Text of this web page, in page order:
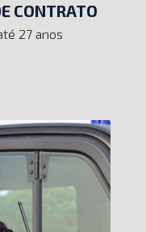
CONTRATO
27 anos